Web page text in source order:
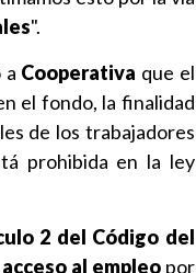
".
a Cooperativa que el
el fondo, la finalidad
de los trabajadores
prohibida en la ley
2 del Código del
al empleopor